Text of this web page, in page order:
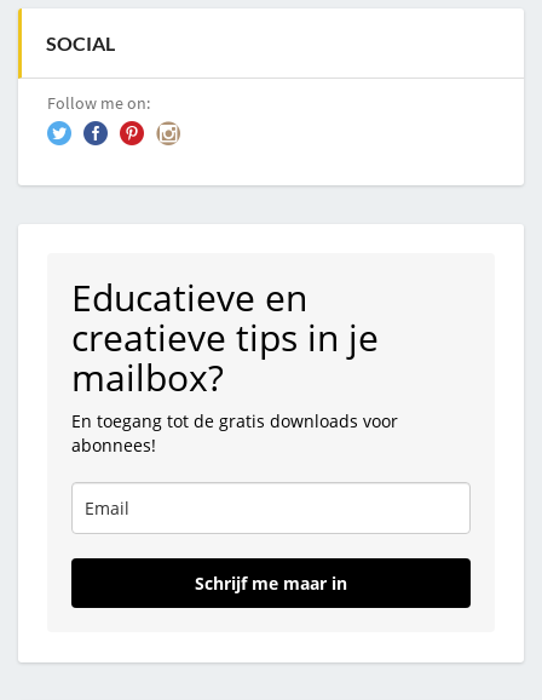
SOCIAL
Follow me on:
Educatieve en
creatieve tips in je
mailbox?
En toegang tot de gratis downloads voor
abonnees!
Schrijf me maar in